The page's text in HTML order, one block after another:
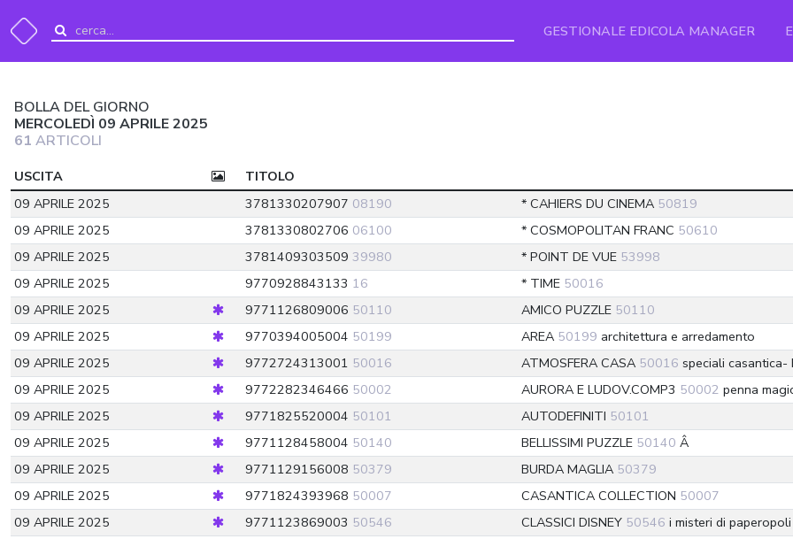
GESTIONALE EDICOLA MANAGER
BOLLA DEL GIORNO
MERCOLEDÌ 09 APRILE 2025
61 ARTICOLI
USCITA
TITOLO
09 APRILE 2025
3781330207907 08190 * CAHIERS DU CINEMA 50819
09 APRILE 2025
3781330802706 06100 * COSMOPOLITAN FRANC 50610
09 APRILE 2025
3781409303509 39980 * POINT DE VUE 53998
09 APRILE 2025
9770928843133 16 * TIME 50016
09 APRILE 2025
9771126809006 50110 AMICO PUZZLE 50110
09 APRILE 2025
9770394005004 50199 AREA 50199 architettura e arredamento
09 APRILE 2025
9772724313001 50016 ATMOSFERA CASA 50016 speciali casantica-
09 APRILE 2025
9772282346466 50002 AURORA E LUDOV.COMP3 50002 penna
09 APRILE 2025
9771825520004 50101 AUTODEFINITI 50101
09 APRILE 2025
9771128458004 50140 BELLISSIMI PUZZLE 50140 Â
09 APRILE 2025
9771129156008 50379 BURDA MAGLIA 50379
09 APRILE 2025
9771824393968 50007 CASANTICA COLLECTION 50007
09 APRILE 2025
9771123869003 50546 CLASSICI DISNEY 50546 i misteri di paperopoli